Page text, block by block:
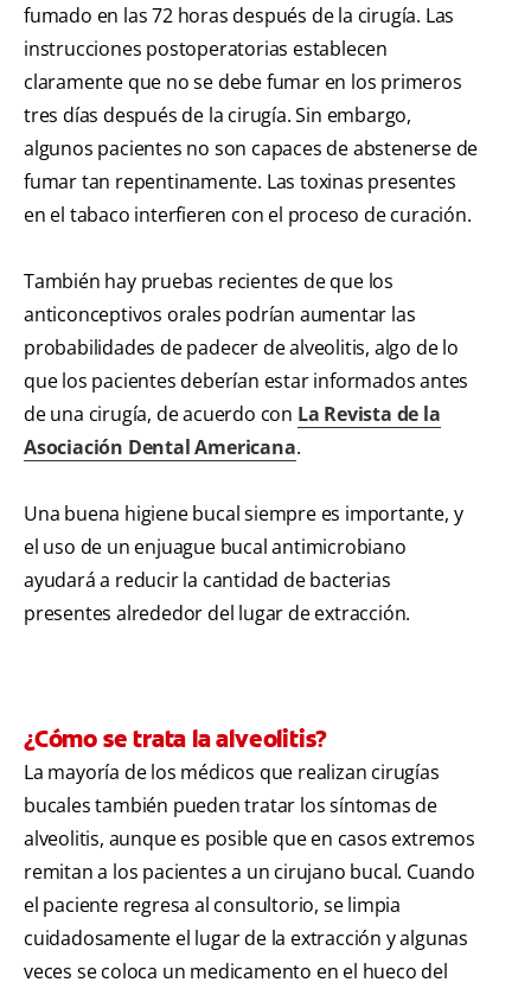
fumado en las 72 horas después de la cirugía. Las
instrucciones postoperatorias establecen
claramente que no se debe fumar en los primeros
tres días después de la cirugía. Sin embargo,
algunos pacientes no son capaces de abstenerse de
fumar tan repentinamente. Las toxinas presentes
en el tabaco interfieren con el proceso de curación.
También hay pruebas recientes de que los
anticonceptivos orales podrían aumentar las
probabilidades de padecer de alveolitis, algo de lo
que los pacientes deberían estar informados antes
de una cirugía, de acuerdo con La Revista de la
Asociación Dental Americana.
Una buena higiene bucal siempre es importante, y
el uso de un enjuague bucal antimicrobiano
ayudará a reducir la cantidad de bacterias
presentes alrededor del lugar de extracción.
¿Cómo se trata la alveolitis?
La mayoría de los médicos que realizan cirugías
bucales también pueden tratar los síntomas de
alveolitis, aunque es posible que en casos extremos
remitan a los pacientes a un cirujano bucal. Cuando
el paciente regresa al consultorio, se limpia
cuidadosamente el lugar de la extracción y algunas
veces se coloca un medicamento en el hueco del